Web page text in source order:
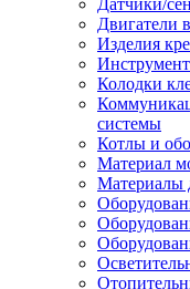
Датчики/
Двигатели
Изделия
Колодки
системы
Котлы и
Материал
Материалы